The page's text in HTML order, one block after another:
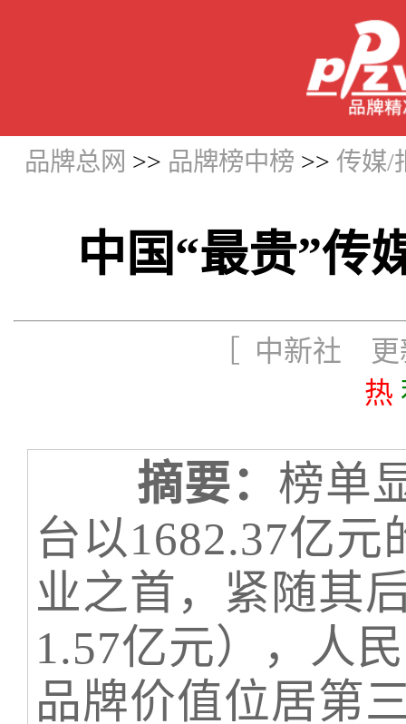
品牌总网 >> 品牌榜中榜 >> 传媒/
中国“最贵”传
［ 中新社 更
热
摘要： 榜单
台以1682.37亿
业之首，紧随其
1.57亿元），人
品牌价值位居第